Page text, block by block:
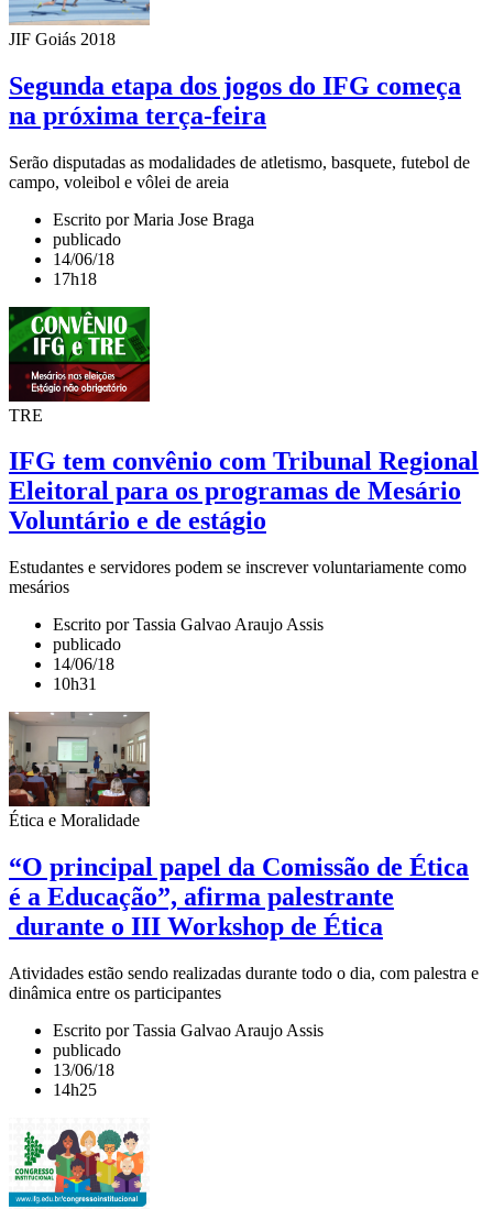
JIF Goiás 2018
Segunda etapa dos jogos do IFG começa
na próxima terça-feira
Serão disputadas as modalidades de atletismo, basquete, futebol de
campo, voleibol e vôlei de areia
Escrito por Maria Jose Braga
publicado
14/06/18
17h18
TRE
IFG tem convênio com Tribunal Regional
Eleitoral para os programas de Mesário
Voluntário e de estágio
Estudantes e servidores podem se inscrever voluntariamente como
mesários
Escrito por Tassia Galvao Araujo Assis
publicado
14/06/18
10h31
Ética e Moralidade
“O principal papel da Comissão de Ética
é a Educação”, afirma palestrante
durante o III Workshop de Ética
Atividades estão sendo realizadas durante todo o dia, com palestra e
dinâmica entre os participantes
Escrito por Tassia Galvao Araujo Assis
publicado
13/06/18
14h25